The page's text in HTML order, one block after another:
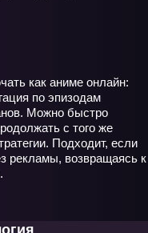
как аниме онлайн:
по эпизодам
Можно быстро
с того же
Подходит, если
рекламы, возвращаясь к